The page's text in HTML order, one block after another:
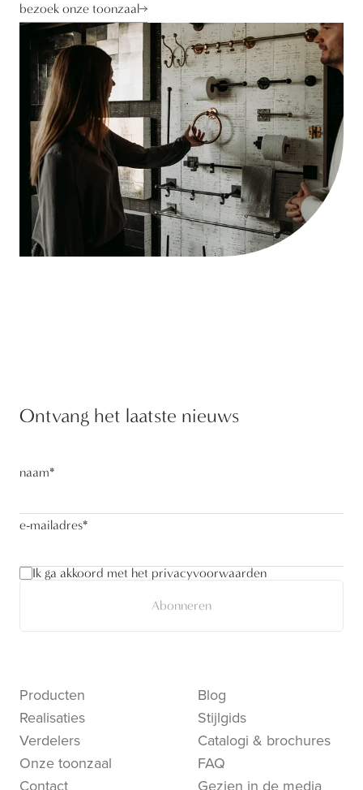
bezoek onze toonzaal
Ontvang het laatste nieuws
naam*
e-mailadres*
Ik ga akkoord met het privacyvoorwaarden
Abonneren
Producten
Realisaties
Verdelers
Onze toonzaal
Contact
Blog
Stijlgids
Catalogi & brochures
FAQ
Gezien in de media